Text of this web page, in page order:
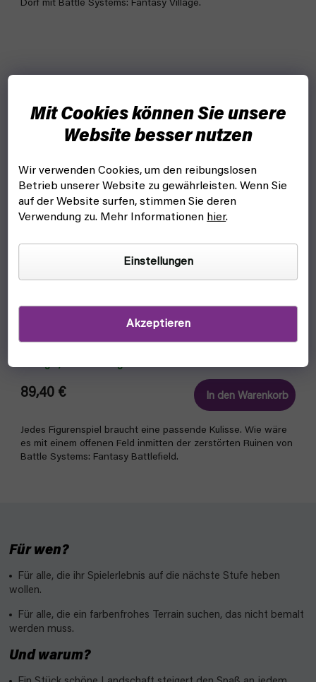
Mit Cookies können Sie unsere
Website besser nutzen
Wir verwenden Cookies, um den reibungslosen
Betrieb unserer Website zu gewährleisten. Wenn Sie
auf der Website surfen, stimmen Sie deren
Verwendung zu. Mehr Informationen hier.
Einstellungen
Akzeptieren
Dorf mit Battle Systems: Fantasy Village.
auf lager, versandfertig
89,40 € In den Warenkorb
Jedes Figurenspiel braucht eine passende Kulisse. Wie wäre
es mit einem offenen Feld inmitten der zerstörten Ruinen von
Battle Systems: Fantasy Battlefield.
Für wen?
Für alle, die ihr Spielerlebnis auf die nächste Stufe heben
wollen.
Für alle, die ein farbenfrohes Terrain suchen, das nicht bemalt
werden muss.
Und warum?